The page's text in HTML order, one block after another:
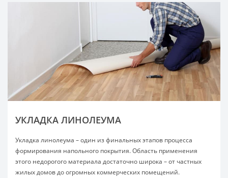
УКЛАДКА ЛИНОЛЕУМА
Укладка линолеума – один из финальных этапов процесса
формирования напольного покрытия. Область применения
этого недорогого материала достаточно широка – от частных
жилых домов до огромных коммерческих помещений.